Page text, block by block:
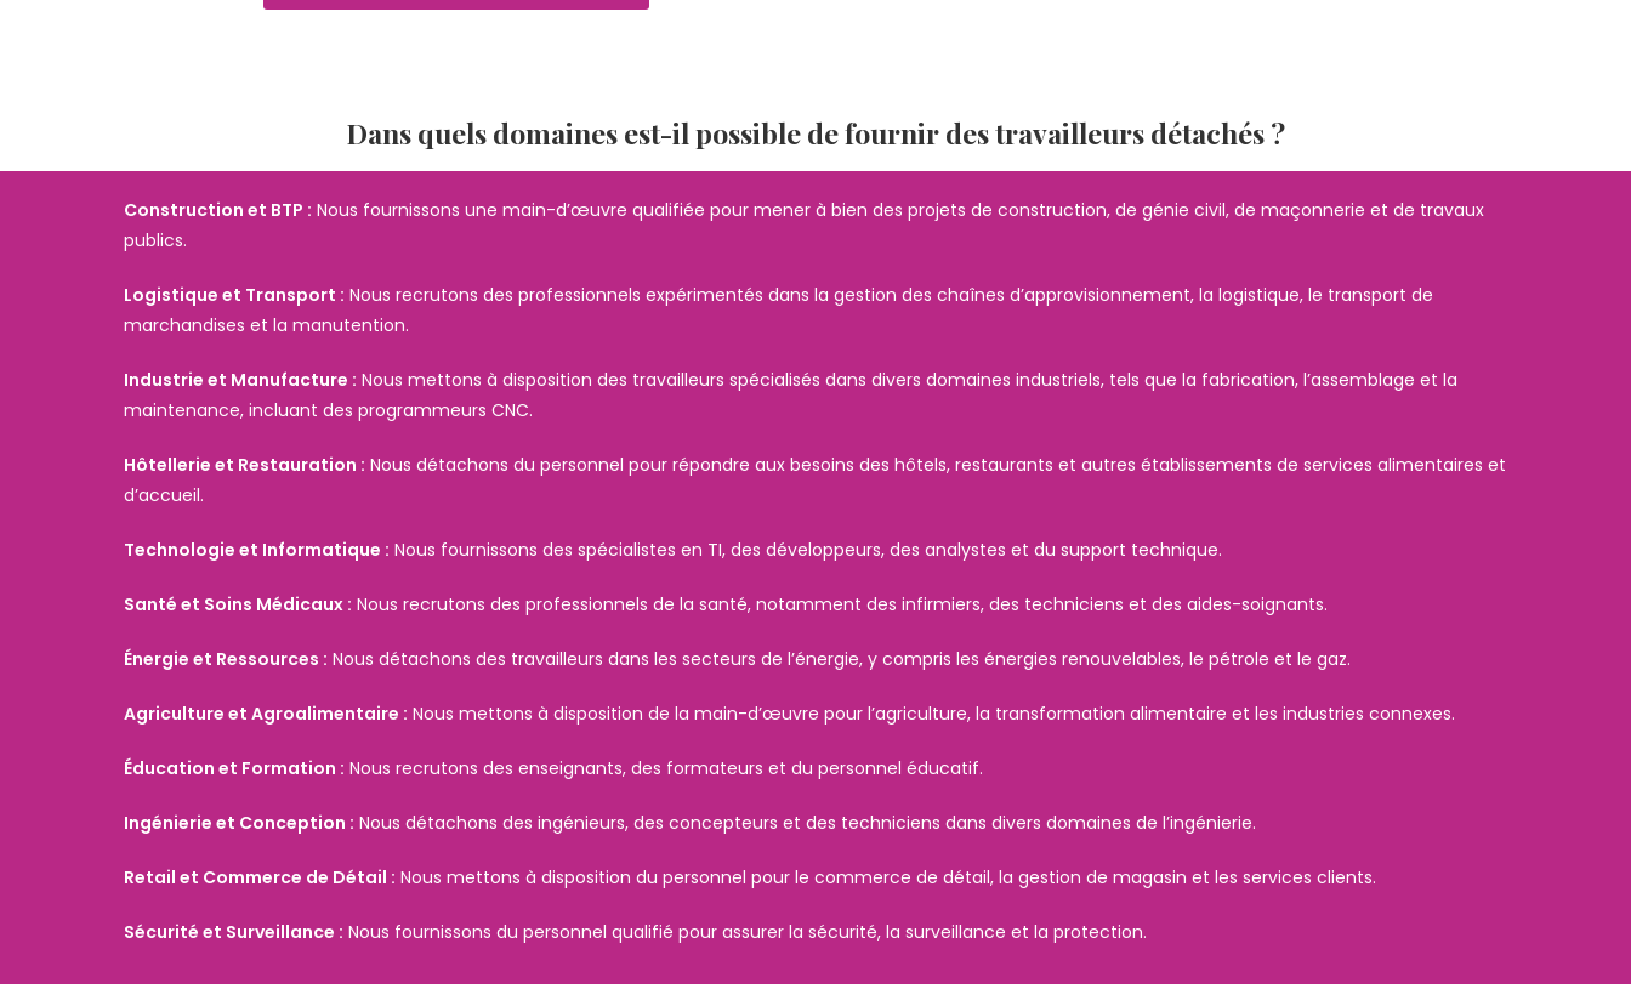
Dans quels domaines est-il possible de fournir des travailleurs détachés ?
Construction et BTP : Nous fournissons une main-d’œuvre qualifiée pour mener à bien des projets de construction, de génie civil, de maçonnerie et de travaux
publics.
Logistique et Transport : Nous recrutons des professionnels expérimentés dans la gestion des chaînes d’approvisionnement, la logistique, le transport de
marchandises et la manutention.
Industrie et Manufacture : Nous mettons à disposition des travailleurs spécialisés dans divers domaines industriels, tels que la fabrication, l’assemblage et la
maintenance, incluant des programmeurs CNC.
Hôtellerie et Restauration : Nous détachons du personnel pour répondre aux besoins des hôtels, restaurants et autres établissements de services alimentaires et
d’accueil.
Technologie et Informatique : Nous fournissons des spécialistes en TI, des développeurs, des analystes et du support technique.
Santé et Soins Médicaux : Nous recrutons des professionnels de la santé, notamment des infirmiers, des techniciens et des aides-soignants.
Énergie et Ressources : Nous détachons des travailleurs dans les secteurs de l’énergie, y compris les énergies renouvelables, le pétrole et le gaz.
Agriculture et Agroalimentaire : Nous mettons à disposition de la main-d’œuvre pour l’agriculture, la transformation alimentaire et les industries connexes.
Éducation et Formation : Nous recrutons des enseignants, des formateurs et du personnel éducatif.
Ingénierie et Conception : Nous détachons des ingénieurs, des concepteurs et des techniciens dans divers domaines de l’ingénierie.
Retail et Commerce de Détail : Nous mettons à disposition du personnel pour le commerce de détail, la gestion de magasin et les services clients.
Sécurité et Surveillance : Nous fournissons du personnel qualifié pour assurer la sécurité, la surveillance et la protection.